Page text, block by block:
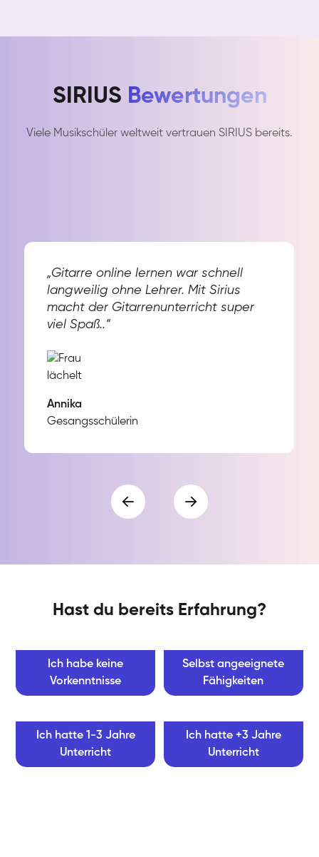
SIRIUS Bewertungen
Viele Musikschüler weltweit vertrauen SIRIUS bereits.
„Gitarre online lernen war schnell
langweilig ohne Lehrer. Mit Sirius
macht der Gitarrenunterricht super
viel Spaß..“
Annika
Gesangsschülerin
Hast du bereits Erfahrung?
Ich habe keine
Vorkenntnisse
Selbst angeeignete
Fähigkeiten
Ich hatte 1-3 Jahre
Unterricht
Ich hatte +3 Jahre
Unterricht